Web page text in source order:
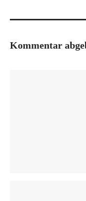
Kommentar